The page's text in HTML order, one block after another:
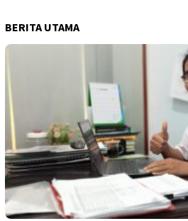
BERITA UTAMA